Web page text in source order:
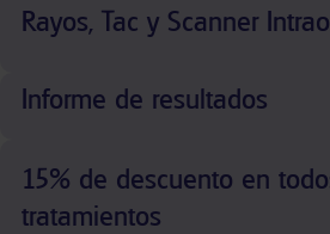
Rayos, Tac y Scanner
Informe de resultados
15% de descuento en
tratamientos